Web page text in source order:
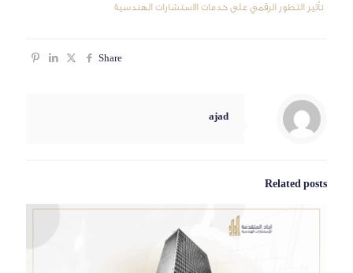
تأثير التطور الرقمي على خدمات الاستشارات الهندسية
Share
ajad
Related posts